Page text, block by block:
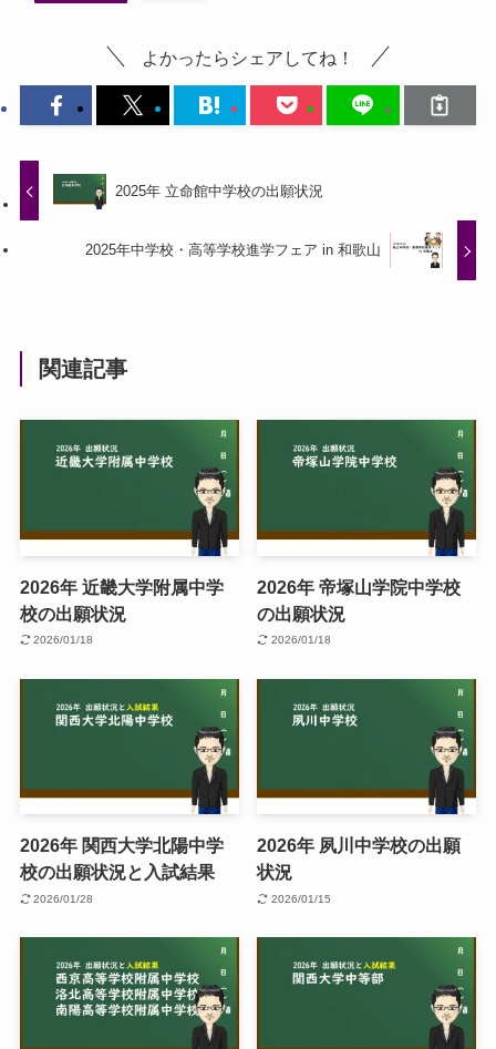
よかったらシェアしてね！
2025年 立命館中学校の出願状況
2025年中学校・高等学校進学フェア in 和歌山
関連記事
2026年 近畿大学附属中学
校の出願状況
2026/01/18
2026年 帝塚山学院中学校
の出願状況
2026/01/18
2026年 関西大学北陽中学
校の出願状況と入試結果
2026/01/28
2026年 夙川中学校の出願
状況
2026/01/15